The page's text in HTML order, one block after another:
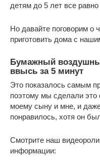
детям до 5 лет все
Но давайте поговорим о
приготовить дома с
Бумажный
ввысь за 5 минут
Это показалось самым
поэтому мы сделали
моему сыну и мне, и
понравилось, хотя он
Смотрите наш
информации: